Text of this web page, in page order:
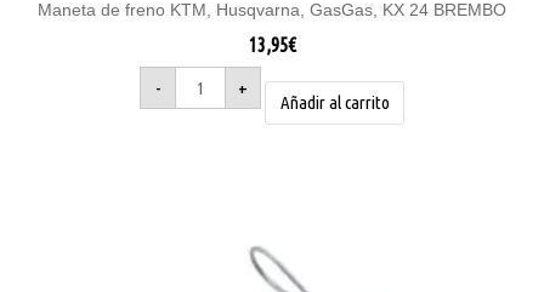
Maneta de freno KTM, Husqvarna, GasGas, KX 24 BREMBO
13,95€
-
+
Añadir al carrito